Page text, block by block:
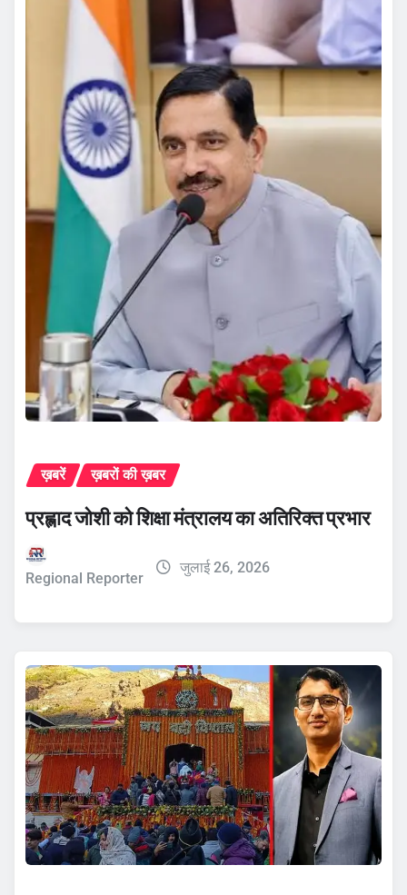
ख़बरें ख़बरों की ख़बर
प्रह्लाद जोशी को शिक्षा मंत्रालय का अतिरिक्त प्रभार
Regional Reporter
जुलाई 26, 2026